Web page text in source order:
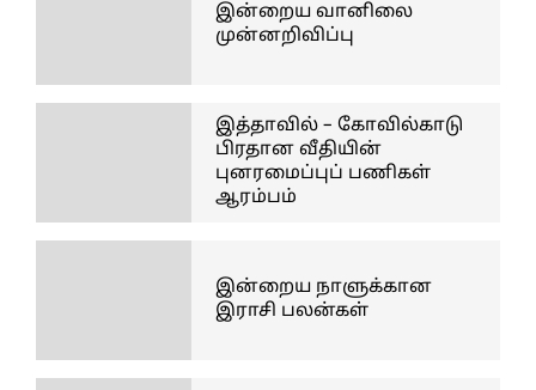
இன்றைய வானிலை
முன்னறிவிப்பு
இத்தாவில் – கோவில்காடு
பிரதான வீதியின்
புனரமைப்புப் பணிகள்
ஆரம்பம்
இன்றைய நாளுக்கான
இராசி பலன்கள்